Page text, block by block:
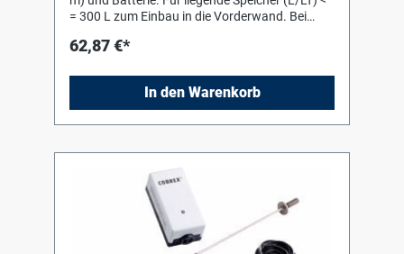
= 300 L zum Einbau in die Vorderwand. Bei
Thermometerhalterung (873510055 bzw.
62,87 €*
In den Warenkorb